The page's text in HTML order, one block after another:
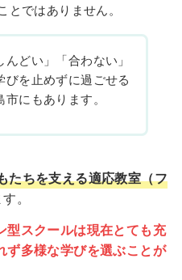
ではありません。
どい」「合わない」
びを止めずに過ごせる
にもあります。
たちを支える適応教室（フ
。
型スクールは現在とても充
ず多様な学びを選ぶことが